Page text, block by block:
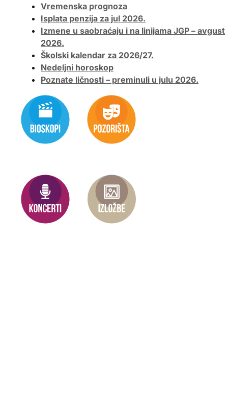
Vremenska prognoza
Isplata penzija za jul 2026.
Izmene u saobraćaju i na linijama JGP – avgust
2026.
Školski kalendar za 2026/27.
Nedeljni horoskop
Poznate ličnosti – preminuli u julu 2026.